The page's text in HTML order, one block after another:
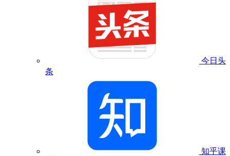
今日头
条
知乎课